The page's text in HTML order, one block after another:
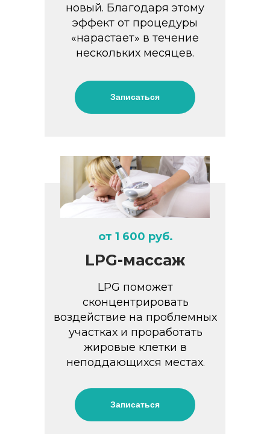
LPG-массаж
LPG поможет
сконцентрировать
воздействие на проблемных
участках и проработать
жировые клетки в
неподдающихся местах.
новый. Благодаря этому
эффект от процедуры
«нарастает» в течение
нескольких месяцев.
от 1 600 руб.
Записаться
Записаться